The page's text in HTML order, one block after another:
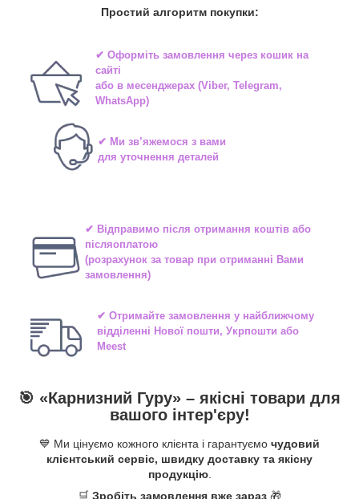
Простий алгоритм покупки:
✔ Оформіть замовлення через кошик на
сайті
або в месенджерах(Viber, Telegram,
WhatsApp)
✔ Ми зв’яжемося з вами
для уточнення деталей
✔ Відправимо після отримання коштів або
післяоплатою
(розрахунок за товар при отриманні Вами
замовлення)
✔ Отримайте замовлення у найближчому
відділенні Нової пошти, Укрпошти або
Meest
🎯 «Карнизний Гуру» – якісні товари для
вашого інтер'єру!
💙 Ми цінуємо кожного клієнта і гарантуємо чудовий
клієнтський сервіс, швидку доставку та якісну
продукцію.
🛒 Зробіть замовлення вже зараз 🎁